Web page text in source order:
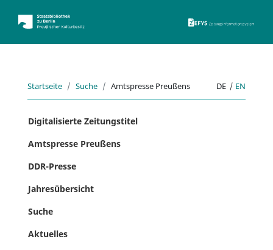
Startseite Suche Amtspresse Preußens DE | EN
Digitalisierte Zeitungstitel
Amtspresse Preußens
DDR-Presse
Jahresübersicht
Suche
Aktuelles